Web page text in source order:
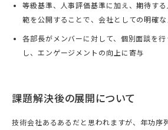
等級基準、人事評価基準に加え、期待す
範を公開することで、会社としての明確
各部長がメンバーに対して、個別面談を
し、エンゲージメントの向上に寄与
課題解決後の展開について
技術会社あるあるだと思われますが、年功序